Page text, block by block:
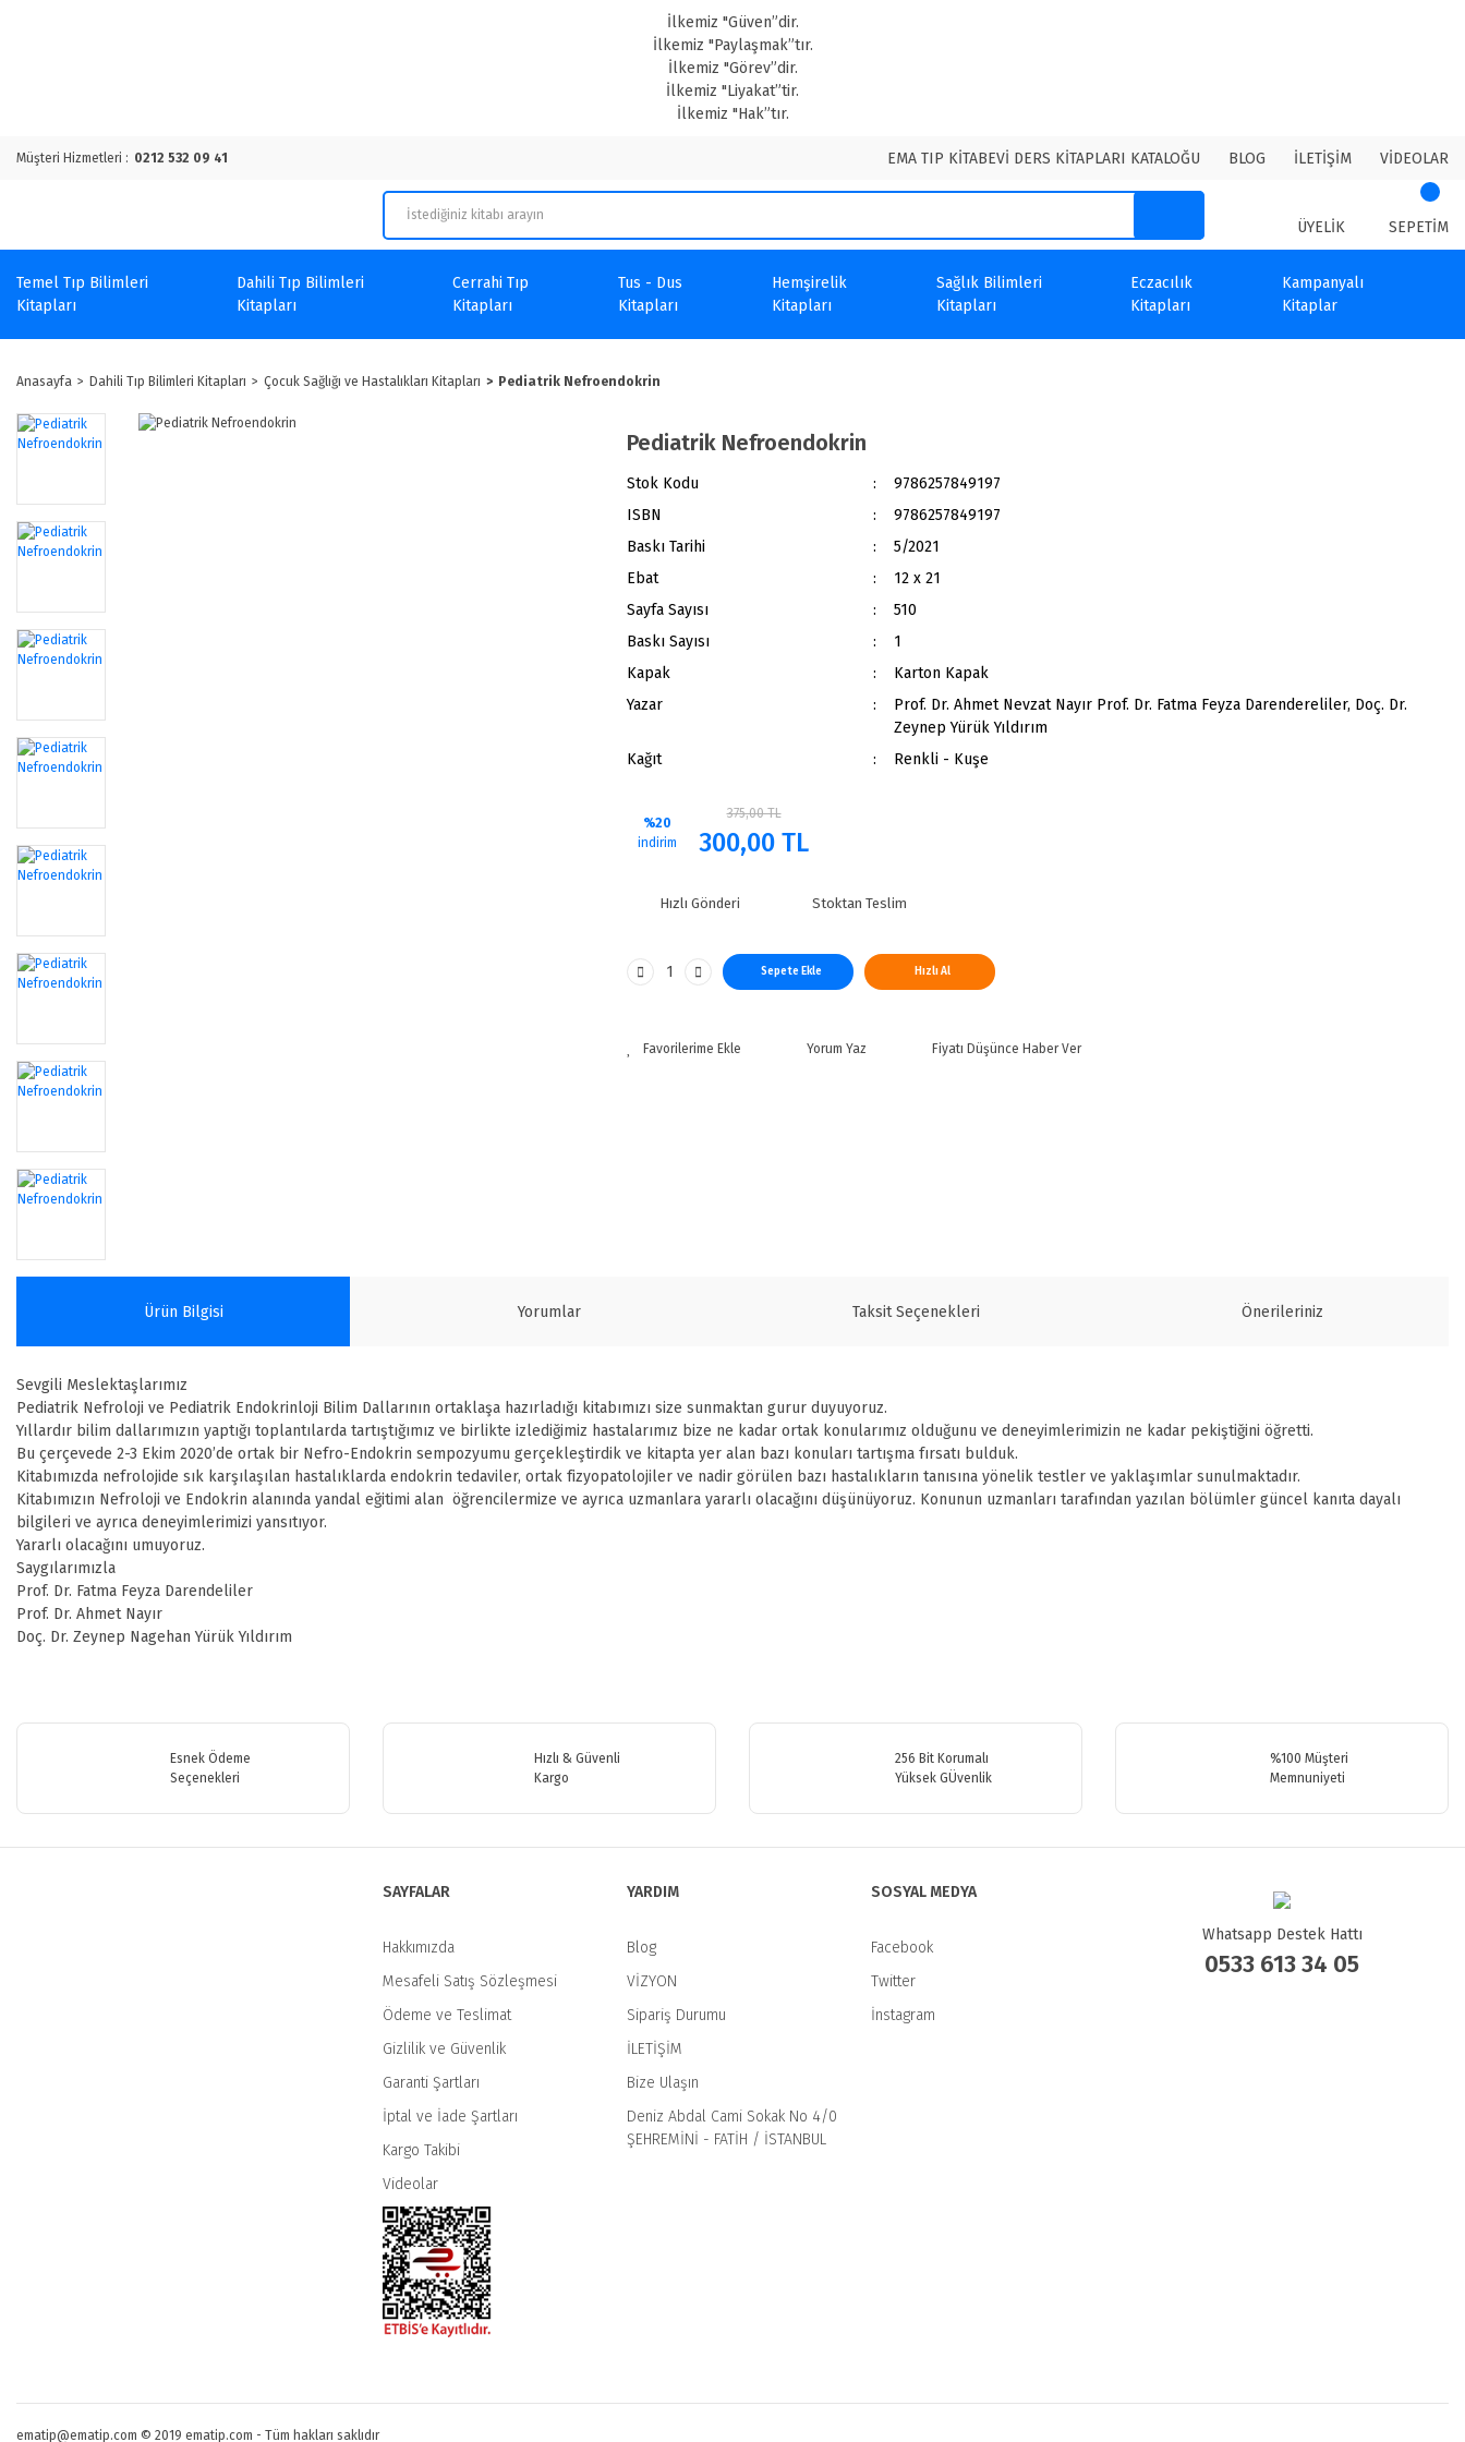
İlkemiz "Güven”dir.
İlkemiz "Paylaşmak”tır.
İlkemiz "Görev”dir.
İlkemiz "Liyakat”tir.
İlkemiz "Hak”tır.
Müşteri Hizmetleri : 0212 532 09 41 EMA TIP KİTABEVİ DERS KİTAPLARI KATALOĞU BLOG İLETİŞİM VİDEOLAR
ÜYELİK SEPETİM
Temel Tıp Bilimleri
Kitapları
Dahili Tıp Bilimleri
Kitapları
Cerrahi Tıp
Kitapları
Tus - Dus
Kitapları
Hemşirelik
Kitapları
Sağlık Bilimleri
Kitapları
Eczacılık
Kitapları
Kampanyalı
Kitaplar
Anasayfa Dahili Tıp Bilimleri Kitapları Çocuk Sağlığı ve Hastalıkları Kitapları Pediatrik Nefroendokrin
Pediatrik Nefroendokrin
Stok Kodu
9786257849197
ISBN
9786257849197
Baskı Tarihi
5/2021
Ebat
12 x 21
Sayfa Sayısı
510
Baskı Sayısı
1
Kapak
Karton Kapak
Yazar
Prof. Dr. Ahmet Nevzat Nayır Prof. Dr. Fatma Feyza Darendereliler, Doç. Dr.
Zeynep Yürük Yıldırım
Kağıt
Renkli - Kuşe
%20
indirim
375,00 TL
300,00 TL
Hızlı Gönderi Stoktan Teslim
Sepete Ekle Hızlı Al
Yorum Yaz Fiyatı Düşünce Haber Ver
Ürün Bilgisi Yorumlar Taksit Seçenekleri Önerileriniz
Sevgili Meslektaşlarımız
Pediatrik Nefroloji ve Pediatrik Endokrinloji Bilim Dallarının ortaklaşa hazırladığı kitabımızı size sunmaktan gurur duyuyoruz.
Yıllardır bilim dallarımızın yaptığı toplantılarda tartıştığımız ve birlikte izlediğimiz hastalarımız bize ne kadar ortak konularımız olduğunu ve deneyimlerimizin ne kadar pekiştiğini öğretti.
Bu çerçevede 2-3 Ekim 2020’de ortak bir Nefro-Endokrin sempozyumu gerçekleştirdik ve kitapta yer alan bazı konuları tartışma fırsatı bulduk.
Kitabımızda nefrolojide sık karşılaşılan hastalıklarda endokrin tedaviler, ortak fizyopatolojiler ve nadir görülen bazı hastalıkların tanısına yönelik testler ve yaklaşımlar sunulmaktadır.
Kitabımızın Nefroloji ve Endokrin alanında yandal eğitimi alan öğrencilermize ve ayrıca uzmanlara yararlı olacağını düşünüyoruz. Konunun uzmanları tarafından yazılan bölümler güncel kanıta dayalı
bilgileri ve ayrıca deneyimlerimizi yansıtıyor.
Yararlı olacağını umuyoruz.
Saygılarımızla
Prof. Dr. Fatma Feyza Darendeliler
Prof. Dr. Ahmet Nayır
Doç. Dr. Zeynep Nagehan Yürük Yıldırım
Bu ürüne ilk yorumu siz yapın!
Ürün resmi kalitesiz, bozuk veya görüntülenemiyor.
Esnek Ödeme
Seçenekleri
Hızlı & Güvenli
Kargo
256 Bit Korumalı
Yüksek GÜvenlik
%100 Müşteri
Memnuniyeti
SAYFALAR
Hakkımızda
Mesafeli Satış Sözleşmesi
Ödeme ve Teslimat
Gizlilik ve Güvenlik
Garanti Şartları
İptal ve İade Şartları
Kargo Takibi
Videolar
YARDIM
Blog
VİZYON
Sipariş Durumu
İLETİŞİM
Bize Ulaşın
Deniz Abdal Cami Sokak No 4/0
ŞEHREMİNİ - FATİH / İSTANBUL
SOSYAL MEDYA
Facebook
Twitter
İnstagram
Whatsapp Destek Hattı
0533 613 34 05
ematip@ematip.com © 2019 ematip.com - Tüm hakları saklıdır